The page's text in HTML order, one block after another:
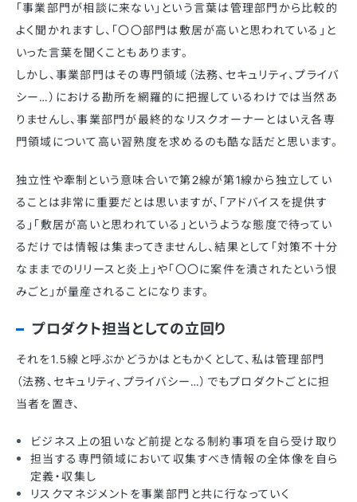
「事業部門が相談に来ない」という言葉は管理部門から比較的
よく聞かれますし、「〇〇部門は敷居が高いと思われている」と
いった言葉を聞くこともあります。
しかし、事業部門はその専門領域（法務、セキュリティ、プライバ
シー…）における勘所を網羅的に把握しているわけでは当然あ
りませんし、事業部門が最終的なリスクオーナーとはいえ各専
門領域について高い習熟度を求めるのも酷な話だと思います。
独立性や牽制という意味合いで第2線が第1線から独立してい
ることは非常に重要だとは思いますが、「アドバイスを提供す
る」「敷居が高いと思われている」というような態度で待ってい
るだけでは情報は集まってきませんし、結果として「対策不十分
なままでのリリースと炎上」や「〇〇に案件を潰されたという恨
みごと」が量産されることになります。
プロダクト担当としての立回り
それを1.5線と呼ぶかどうかはともかくとして、私は管理部門
（法務、セキュリティ、プライバシー…）でもプロダクトごとに担
当者を置き、
ビジネス上の狙いなど前提となる制約事項を自ら受け取り
担当する専門領域において収集すべき情報の全体像を自ら
定義・収集し
リスクマネジメントを事業部門と共に行なっていく